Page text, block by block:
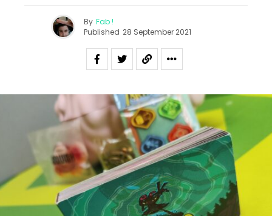
By Fab !
Published 28 September 2021